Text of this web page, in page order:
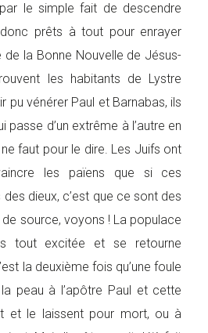
le simple fait de descendre
donc prêts à tout pour enrayer
de la Bonne Nouvelle de Jésus-
les habitants de Lystre
pu vénérer Paul et Barnabas, ils
passe d’un extrême à l’autre en
faut pour le dire. Les Juifs ont
les païens que si ces
dieux, c’est que ce sont des
source, voyons ! La populace
tout excitée et se retourne
la deuxième fois qu’une foule
peau à l’apôtre Paul et cette
et le laissent pour mort, ou à